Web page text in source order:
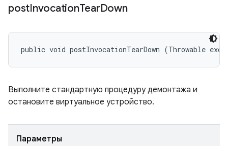
postInvocationTearDown
public void postInvocationTearDown (Throwable
Выполните стандартную процедуру демонтажа и
остановите виртуальное устройство.
Параметры